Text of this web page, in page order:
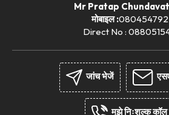
Mr Pratap Chundavat
मोबाइल :
Direct No :
जांच भेजें
मुझे निःशुल्क